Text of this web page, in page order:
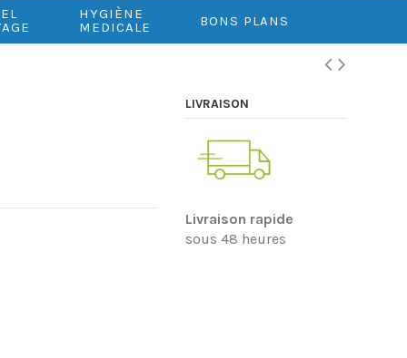
HYGIÈNE
MEDICALE
BONS PLANS
LIVRAISON
Livraison rapide
sous 48 heures